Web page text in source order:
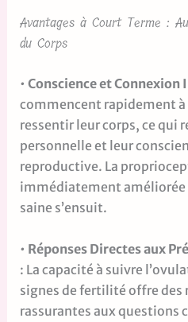
Avantages à Court Terme :
du Corps
• Conscience et Connexion
commencent rapidement
ressentir leur corps, ce qui
personnelle et leur
reproductive. La
immédiatement améliorée
saine s’ensuit.
• Réponses Directes aux
: La capacité à suivre
signes de fertilité offre des
rassurantes aux questions